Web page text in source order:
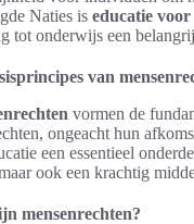
Naties is educatie voor
tot onderwijs een
van
vormen de
ongeacht hun
een essentieel
ook een krachtig
mensenrechten?